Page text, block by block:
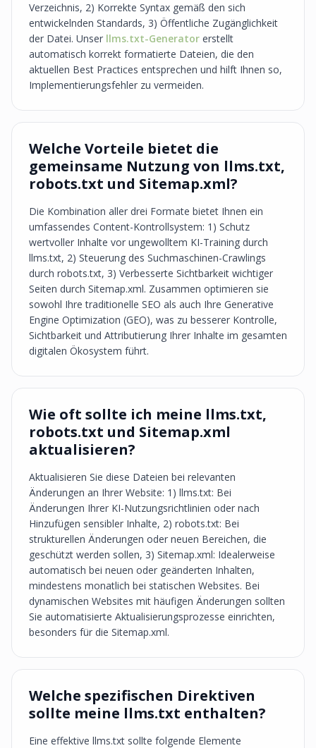
Verzeichnis, 2) Korrekte Syntax gemäß den sich
entwickelnden Standards, 3) Öffentliche Zugänglichkeit
der Datei. Unser llms.txt-Generator erstellt
automatisch korrekt formatierte Dateien, die den
aktuellen Best Practices entsprechen und hilft Ihnen so,
Implementierungsfehler zu vermeiden.
Welche Vorteile bietet die
gemeinsame Nutzung von llms.txt,
robots.txt und Sitemap.xml?
Die Kombination aller drei Formate bietet Ihnen ein
umfassendes Content-Kontrollsystem: 1) Schutz
wertvoller Inhalte vor ungewolltem KI-Training durch
llms.txt, 2) Steuerung des Suchmaschinen-Crawlings
durch robots.txt, 3) Verbesserte Sichtbarkeit wichtiger
Seiten durch Sitemap.xml. Zusammen optimieren sie
sowohl Ihre traditionelle SEO als auch Ihre Generative
Engine Optimization (GEO), was zu besserer Kontrolle,
Sichtbarkeit und Attributierung Ihrer Inhalte im gesamten
digitalen Ökosystem führt.
Wie oft sollte ich meine llms.txt,
robots.txt und Sitemap.xml
aktualisieren?
Aktualisieren Sie diese Dateien bei relevanten
Änderungen an Ihrer Website: 1) llms.txt: Bei
Änderungen Ihrer KI-Nutzungsrichtlinien oder nach
Hinzufügen sensibler Inhalte, 2) robots.txt: Bei
strukturellen Änderungen oder neuen Bereichen, die
geschützt werden sollen, 3) Sitemap.xml: Idealerweise
automatisch bei neuen oder geänderten Inhalten,
mindestens monatlich bei statischen Websites. Bei
dynamischen Websites mit häufigen Änderungen sollten
Sie automatisierte Aktualisierungsprozesse einrichten,
besonders für die Sitemap.xml.
Welche spezifischen Direktiven
sollte meine llms.txt enthalten?
Eine effektive llms.txt sollte folgende Elemente